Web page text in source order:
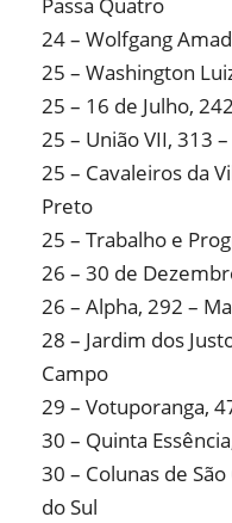
Passa Quatro
24 – Wolfgang
25 – Washington
25 – 16 de Julho,
25 – União VII, 313
25 – Cavaleiros da
Preto
25 – Trabalho e
26 – 30 de
26 – Alpha, 292 –
28 – Jardim dos
Campo
29 – Votuporanga,
30 – Quinta
30 – Colunas de
do Sul